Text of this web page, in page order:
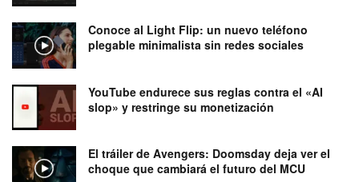
Conoce al Light Flip: un nuevo teléfono
plegable minimalista sin redes sociales
YouTube endurece sus reglas contra el «AI
slop» y restringe su monetización
El tráiler de Avengers: Doomsday deja ver el
choque que cambiará el futuro del MCU